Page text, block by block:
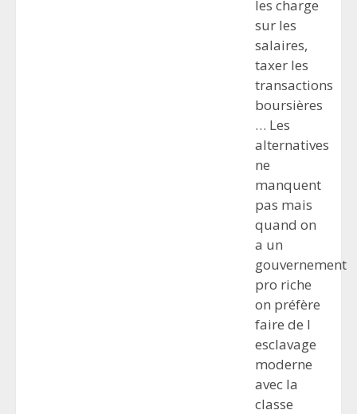
les charge
sur les
salaires,
taxer les
transactions
boursières
… Les
alternatives
ne
manquent
pas mais
quand on
a un
gouvernement
pro riche
on préfère
faire de l
esclavage
moderne
avec la
classe